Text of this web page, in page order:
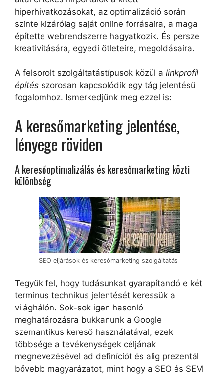
hiperhivatkozásokat, az optimalizáció során
szinte kizárólag saját online forrásaira, a maga
építette webrendszerre hagyatkozik. És persze
kreativitására, egyedi ötleteire, megoldásaira.
A felsorolt szolgáltatástípusok közül a linkprofil
építés szorosan kapcsolódik egy tág jelentésű
fogalomhoz. Ismerkedjünk meg ezzel is:
A keresőmarketing jelentése,
lényege röviden
A keresőoptimalizálás és keresőmarketing közti
különbség
SEO eljárások és keresőmarketing szolgáltatás
Tegyük fel, hogy tudásunkat gyarapítandó e két
terminus technikus jelentését keressük a
világhálón. Sok-sok igen hasonló
meghatározásra bukkanunk a Google
szemantikus kereső használatával, ezek
többsége a tevékenységek céljának
megnevezésével ad definíciót és alig prezentál
bővebb magyarázatot, mint hogy a SEO és SEM